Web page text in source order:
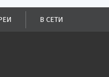
В СЕТИ